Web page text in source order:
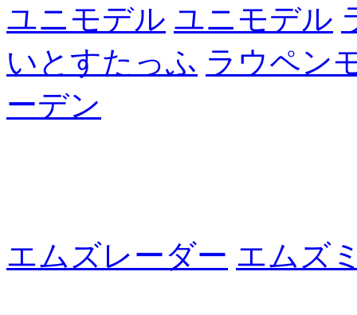
ユニモデル ユニモデル
いとすたっふ ラウペン
ーデン
エムズレーダー エムズ